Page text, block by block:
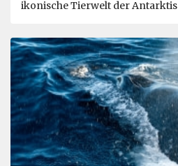
ikonische Tierwelt der Antarktis